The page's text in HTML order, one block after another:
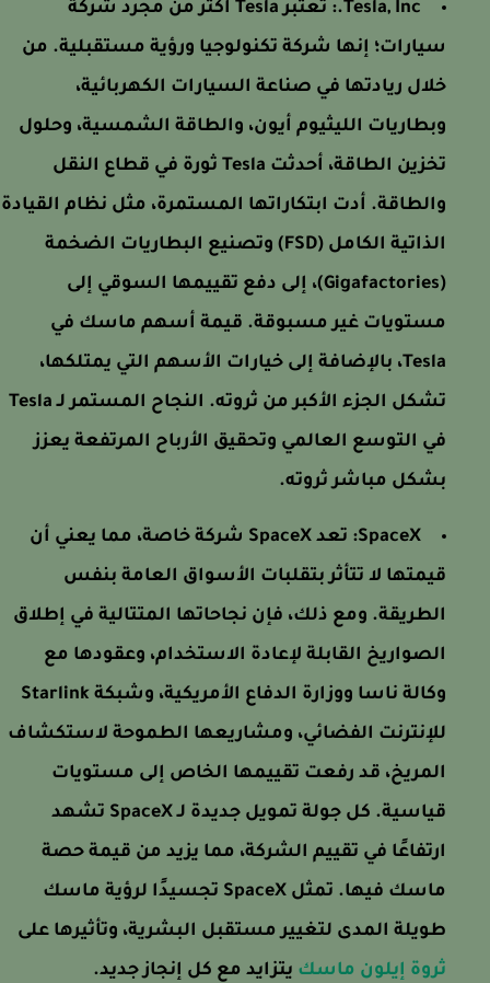
Tesla, Inc.:
تعتبر Tesla أكثر من مجرد شركة
سيارات؛ إنها شركة تكنولوجيا ورؤية مستقبلية. من
خلال ريادتها في صناعة السيارات الكهربائية،
وبطاريات الليثيوم أيون، والطاقة الشمسية، وحلول
تخزين الطاقة، أحدثت Tesla ثورة في قطاع النقل
والطاقة. أدت ابتكاراتها المستمرة، مثل نظام القيادة
الذاتية الكامل (FSD) وتصنيع البطاريات الضخمة
(Gigafactories)، إلى دفع تقييمها السوقي إلى
مستويات غير مسبوقة. قيمة أسهم ماسك في
Tesla، بالإضافة إلى خيارات الأسهم التي يمتلكها،
تشكل الجزء الأكبر من ثروته. النجاح المستمر لـ Tesla
في التوسع العالمي وتحقيق الأرباح المرتفعة يعزز
بشكل مباشر ثروته.
SpaceX:
تعد SpaceX شركة خاصة، مما يعني أن
قيمتها لا تتأثر بتقلبات الأسواق العامة بنفس
الطريقة. ومع ذلك، فإن نجاحاتها المتتالية في إطلاق
الصواريخ القابلة لإعادة الاستخدام، وعقودها مع
وكالة ناسا ووزارة الدفاع الأمريكية، وشبكة Starlink
للإنترنت الفضائي، ومشاريعها الطموحة لاستكشاف
المريخ، قد رفعت تقييمها الخاص إلى مستويات
قياسية. كل جولة تمويل جديدة لـ SpaceX تشهد
ارتفاعًا في تقييم الشركة، مما يزيد من قيمة حصة
ماسك فيها. تمثل SpaceX تجسيدًا لرؤية ماسك
طويلة المدى لتغيير مستقبل البشرية، وتأثيرها على
ثروة إيلون ماسكيتزايد مع كل إنجاز جديد.